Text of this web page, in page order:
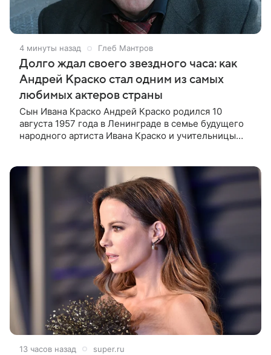
4 минуты назад Глеб Мантров
Долго ждал своего звездного часа: как
Андрей Краско стал одним из самых
любимых актеров страны
Сын Ивана Краско Андрей Краско родился 10
августа 1957 года в Ленинграде в семье будущего
народного артиста Ивана Краско и учительницы
13 часов назад super.ru